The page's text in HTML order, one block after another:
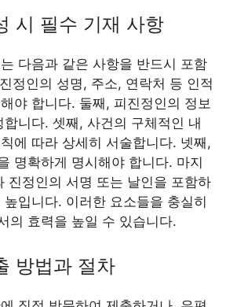
시 필수 기재 사항
다음과 같은 사항을 반드시 포함
정인의 성명, 주소, 연락처 등 인적
야 합니다. 둘째, 피진정인의 정보
니다. 셋째, 사건의 구체적인 내
에 따라 상세히 서술합니다. 넷째,
명확하게 명시해야 합니다. 마지
진정인의 서명 또는 날인을 포함하
입니다. 이러한 요소들을 충실히
의 효력을 높일 수 있습니다.
방법과 절차